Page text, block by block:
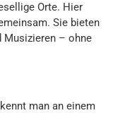
Orte. Hier
Sie bieten
Musizieren – ohne
man an einem